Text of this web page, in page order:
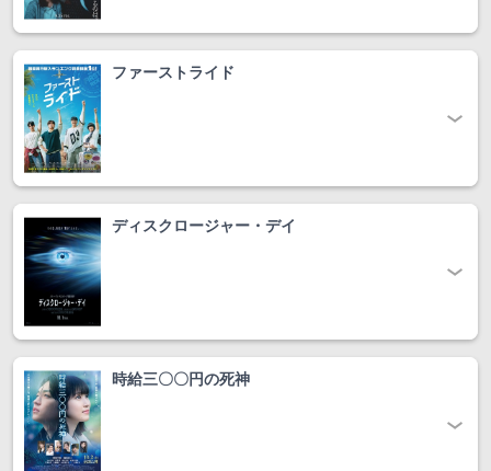
ファーストライド
ディスクロージャー・デイ
時給三〇〇円の死神